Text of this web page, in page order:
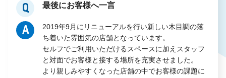
Q 最後にお客様へ一言
A
2019年9月にリニューアルを行い新しい木目調の落
ち着いた雰囲気の店舗となっています。
セルフでご利用いただけるスペースに加えスタッフ
と対面でお客様と接する場所を充実させました。
より親しみやすくなった店舗の中でお客様の課題に